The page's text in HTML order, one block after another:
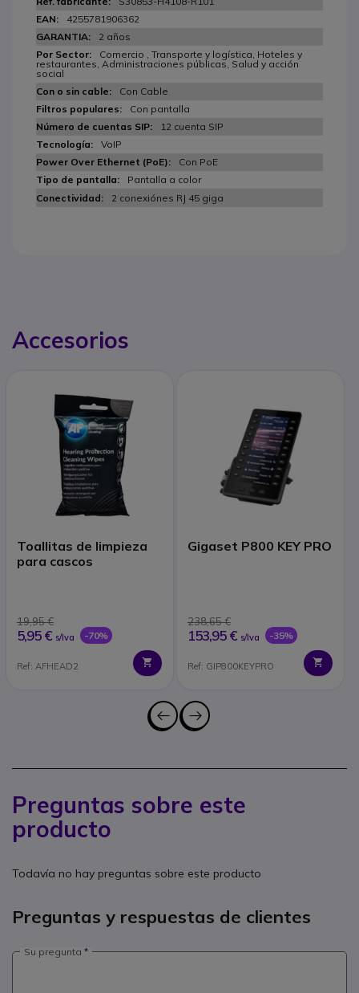
4255781906362
2 años
Comercio , Transporte y logística, Hoteles y
restaurantes, Administraciones públicas, Salud y acción
social
Con Cable
Con pantalla
12 cuenta SIP
VoIP
Con PoE
Pantalla a color
2 conexiónes RJ 45 giga
Accesorios
Toallitas de limpieza
para cascos
19,95 €
5,95 € s/Iva -70%
Ref: AFHEAD2
Gigaset P800 KEY PRO
238,65 €
153,95 € s/Iva -35%
Ref: GIP800KEYPRO
Preguntas sobre este
producto
Todavía no hay preguntas sobre este producto
Preguntas y respuestas de clientes
Su pregunta